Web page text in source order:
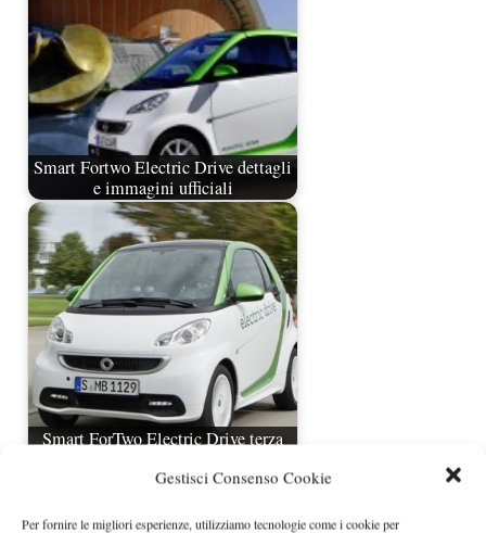
Gestisci Consenso Cookie
Per fornire le migliori esperienze, utilizziamo tecnologie come i cookie per
Smart Fortwo Electric Drive dettagli
e immagini ufficiali
Smart ForTwo Electric Drive terza